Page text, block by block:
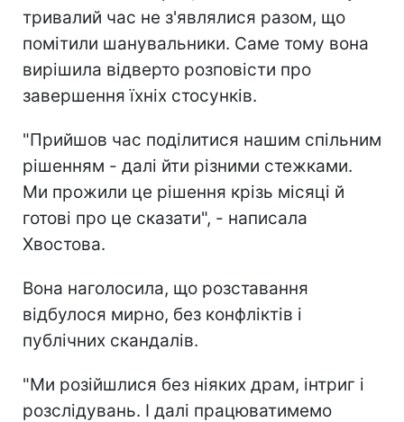
тривалий час не з'являлися разом, що
помітили шанувальники. Саме тому вона
вирішила відверто розповісти про
завершення їхніх стосунків.
"Прийшов час поділитися нашим спільним
рішенням - далі йти різними стежками.
Ми прожили це рішення крізь місяці й
готові про це сказати", - написала
Хвостова.
Вона наголосила, що розставання
відбулося мирно, без конфліктів і
публічних скандалів.
"Ми розійшлися без ніяких драм, інтриг і
розслідувань. І далі працюватимемо